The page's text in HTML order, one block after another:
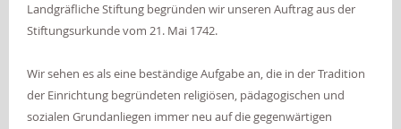
Landgräfliche Stiftung begründen wir unseren Auftrag aus der
Stiftungsurkunde vom 21. Mai 1742.
Wir sehen es als eine beständige Aufgabe an, die in der Tradition
der Einrichtung begründeten religiösen, pädagogischen und
sozialen Grundanliegen immer neu auf die gegenwärtigen